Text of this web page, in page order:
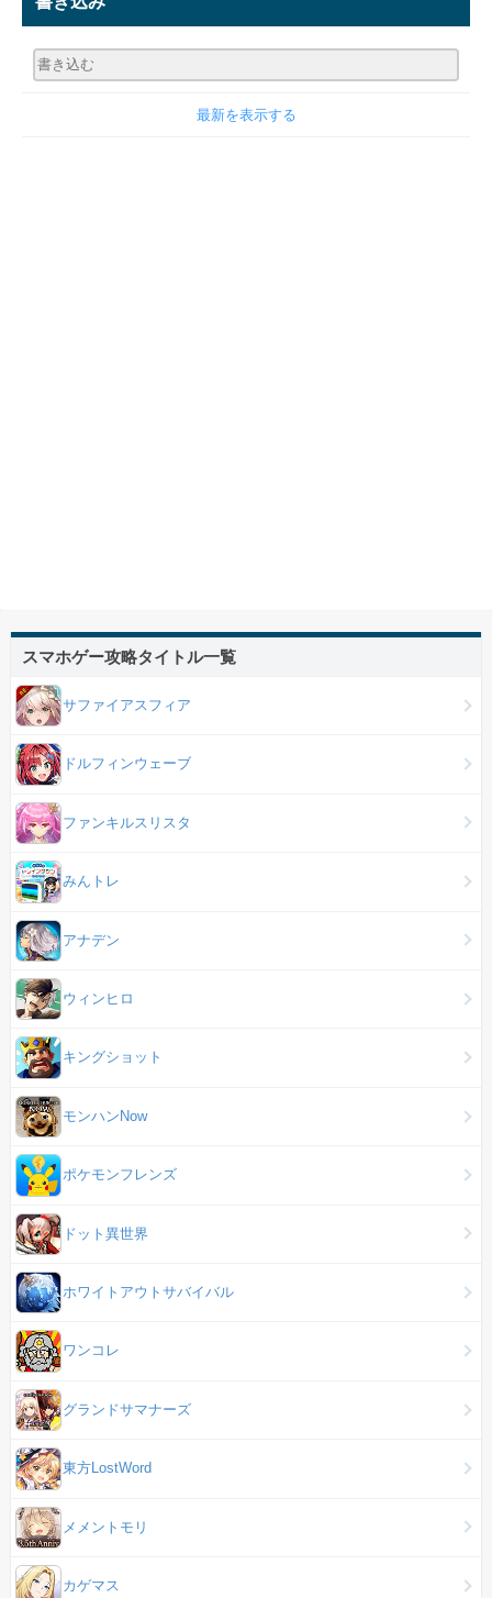
最新を表示する
スマホゲー攻略タイトル一覧
サファイアスフィア
ドルフィンウェーブ
ファンキルスリスタ
みんトレ
アナデン
ウィンヒロ
キングショット
モンハンNow
ポケモンフレンズ
ドット異世界
ホワイトアウトサバイバル
ワンコレ
グランドサマナーズ
東方LostWord
メメントモリ
カゲマス